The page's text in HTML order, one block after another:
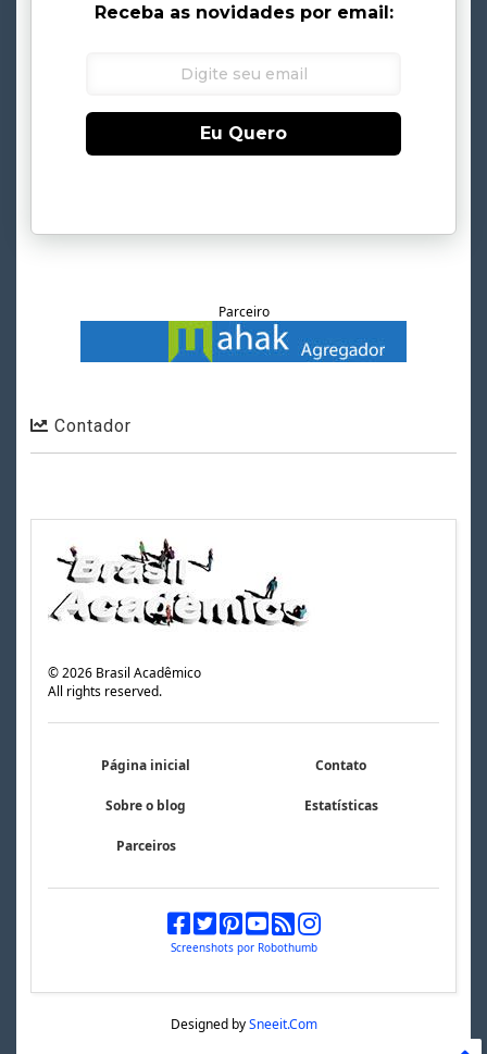
Receba as novidades por email:
Eu Quero
Parceiro
Contador
©2026 Brasil Acadêmico
All rights reserved.
Página inicial Contato
Sobre o blog Estatísticas
Parceiros
Screenshots por Robothumb
Designed bySneeit.Com